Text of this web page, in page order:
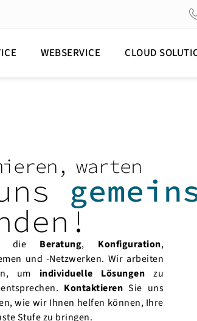
WEBSERVICE CLOUD
warten
die Beratung, Konfiguration,
und -Netzwerken. Wir arbeiten
um individuelle Lösungen zu
KontaktierenSie uns
wie wir Ihnen helfen können, Ihre
Stufe zu bringen.